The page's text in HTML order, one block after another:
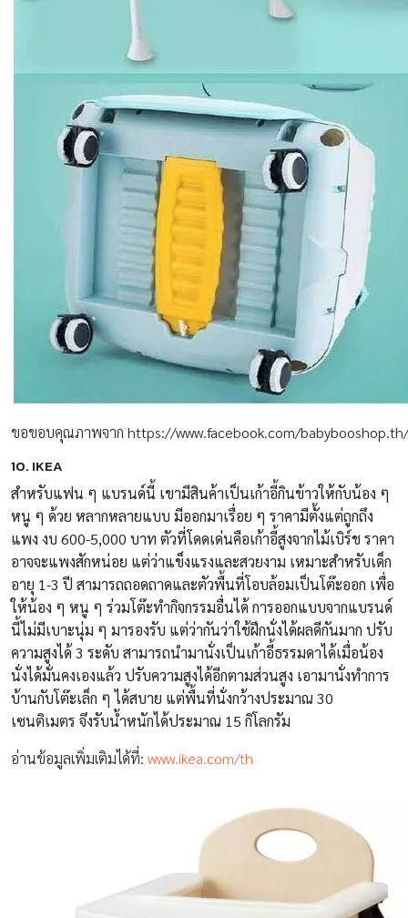
ขอขอบคุณภาพจาก https://www.facebook.com/babybooshop.th/
10. IKEA
สำหรับแฟน ๆ แบรนด์นี้ เขามีสินค้าเป็นเก้าอี้กินข้าวให้กับน้อง ๆ
หนู ๆ ด้วย หลากหลายแบบ มีออกมาเรื่อย ๆ ราคามีตั้งแต่ถูกถึง
แพง งบ 600-5,000 บาท ตัวที่โดดเด่นคือเก้าอี้สูงจากไม้เบิร์ช ราคา
อาจจะแพงสักหน่อย แต่ว่าแข็งแรงและสวยงาม เหมาะสำหรับเด็ก
อายุ 1-3 ปี สามารถถอดถาดและตัวพื้นที่โอบล้อมเป็นโต๊ะออก เพื่อ
ให้น้อง ๆ หนู ๆ ร่วมโต๊ะทำกิจกรรมอื่นได้ การออกแบบจากแบรนด์
นี้ไม่มีเบาะนุ่ม ๆ มารองรับ แต่ว่ากันว่าใช้ฝึกนั่งได้ผลดีกันมาก ปรับ
ความสูงได้ 3 ระดับ สามารถนำมานั่งเป็นเก้าอี้ธรรมดาได้เมื่อน้อง
นั่งได้มั่นคงเองแล้ว ปรับความสูงได้อีกตามส่วนสูง เอามานั่งทำการ
บ้านกับโต๊ะเล็ก ๆ ได้สบาย แต่พื้นที่นั่งกว้างประมาณ 30
เซนติเมตร จึงรับน้ำหนักได้ประมาณ 15 กิโลกรัม
อ่านข้อมูลเพิ่มเติมได้ที่: www.ikea.com/th